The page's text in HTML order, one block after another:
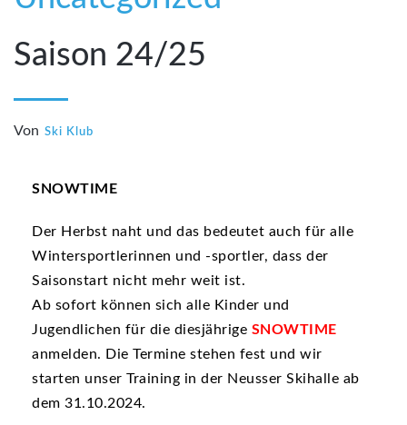
Saison 24/25
Von Ski Klub
SNOWTIME
Der Herbst naht und das bedeutet auch für alle
Wintersportlerinnen und -sportler, dass der
Saisonstart nicht mehr weit ist.
Ab sofort können sich alle Kinder und
Jugendlichen für die diesjährige SNOWTIME
anmelden. Die Termine stehen fest und wir
starten unser Training in der Neusser Skihalle ab
dem 31.10.2024.